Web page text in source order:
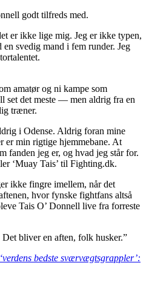
godt tilfreds med.
er ikke lige mig. Jeg er ikke typen,
svedig mand i fem runder. Jeg
amatør og ni kampe som
set det meste — men aldrig fra en
træner.
i Odense. Aldrig foran mine
er min rigtige hjemmebane. At
fanden jeg er, og hvad jeg står for.
‘Muay Tais’ til Fighting.dk.
ikke fingre imellem, når det
hvor fynske fightfans altså
Tais O’ Donnell live fra forreste
bliver en aften, folk husker.”
bedste sværvægtsgrappler’: